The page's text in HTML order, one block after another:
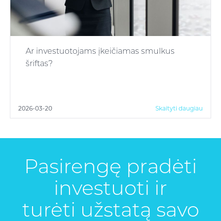
Ar investuotojams įkeičiamas smulkus
šriftas?
2026-03-20 Skaityti daugiau
Pasirengę pradėti
investuoti ir
turėti užstatą savo